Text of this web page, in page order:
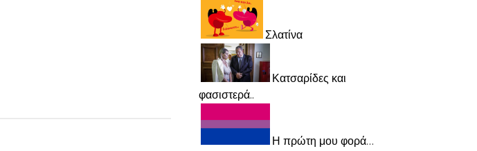
Σλατίνα
Κατσαρίδες και
φασιστερά..
Η πρώτη μου φορά…